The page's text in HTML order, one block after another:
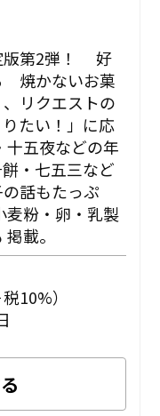
版第2弾！ 好
焼かないお菓
リクエストの
たい！」に応
十五夜などの年
・七五三など
話もたっぷ
粉・卵・乳製
載。
10%）